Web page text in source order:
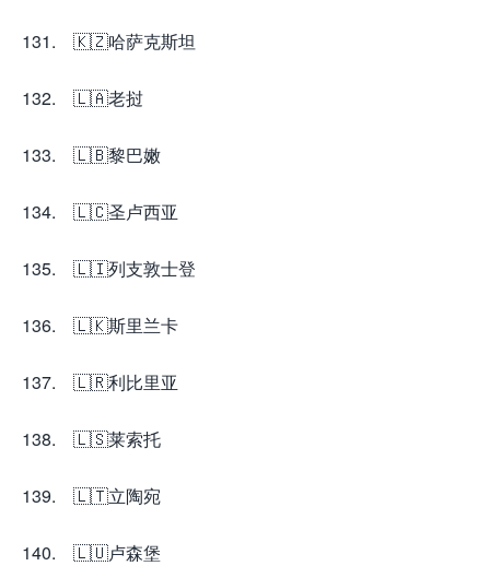
131. 🇰🇿哈萨克斯坦
132. 🇱🇦老挝
133. 🇱🇧黎巴嫩
134. 🇱🇨圣卢西亚
135. 🇱🇮列支敦士登
136. 🇱🇰斯里兰卡
137. 🇱🇷利比里亚
138. 🇱🇸莱索托
139. 🇱🇹立陶宛
140. 🇱🇺卢森堡